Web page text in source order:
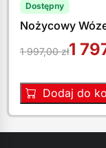
Dostępny
Nożycowy
1 997,00zł1
Dodaj do